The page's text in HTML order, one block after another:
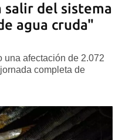
salir del sistema
agua cruda"
una afectación de 2.072
completa de